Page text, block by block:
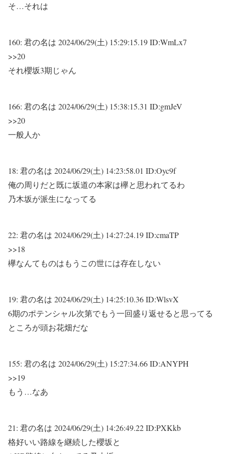
そ…それは
160: 君の名は 2024/06/29(土) 15:29:15.19 ID:WmLx7
>>20
それ櫻坂3期じゃん
166: 君の名は 2024/06/29(土) 15:38:15.31 ID:gmJeV
>>20
一般人か
18: 君の名は 2024/06/29(土) 14:23:58.01 ID:Oyc9f
俺の周りだと既に坂道の本家は欅と思われてるわ
乃木坂が派生になってる
22: 君の名は 2024/06/29(土) 14:27:24.19 ID:cmaTP
>>18
欅なんてものはもうこの世には存在しない
19: 君の名は 2024/06/29(土) 14:25:10.36 ID:WlsvX
6期のポテンシャル次第でもう一回盛り返せると思ってる
ところが頭お花畑だな
155: 君の名は 2024/06/29(土) 15:27:34.66 ID:ANYPH
>>19
もう…なあ
21: 君の名は 2024/06/29(土) 14:26:49.22 ID:PXKkb
格好いい路線を継続した櫻坂と